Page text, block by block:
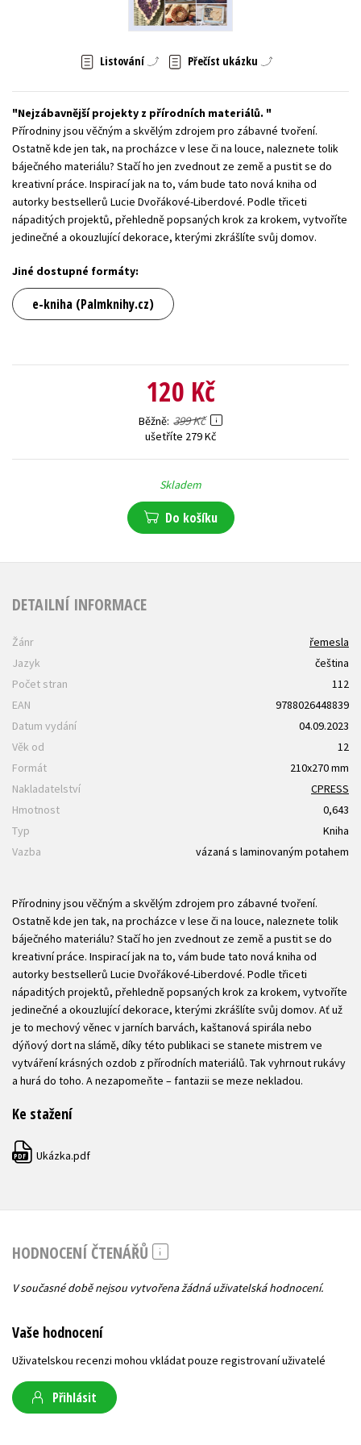
Zahraniční literatura
Všechny tituly
Listování Přečíst ukázku
Nejzábavnější projekty z přírodních materiálů.
Přírodniny jsou věčným a skvělým zdrojem pro zábavné tvoření.
Ostatně kde jen tak, na procházce v lese či na louce, naleznete tolik
báječného materiálu? Stačí ho jen zvednout ze země a pustit se do
kreativní práce. Inspirací jak na to, vám bude tato nová kniha od
autorky bestsellerů Lucie Dvořákové-Liberdové. Podle třiceti
nápaditých projektů, přehledně popsaných krok za krokem, vytvoříte
jedinečné a okouzlující dekorace, kterými zkrášlíte svůj domov.
Jiné dostupné formáty:
e-kniha (Palmknihy.cz)
120 Kč
Běžně 399 Kč
ušetříte 279 Kč
Skladem
Do košíku
DETAILNÍ INFORMACE
Žánr
řemesla
Jazyk
čeština
Počet stran
112
EAN
9788026448839
Datum vydání
04.09.2023
Věk od
12
Formát
210x270 mm
Nakladatelství
CPRESS
Hmotnost
0,643
Typ
Kniha
Vazba
vázaná s laminovaným potahem
Přírodniny jsou věčným a skvělým zdrojem pro zábavné tvoření.
Ostatně kde jen tak, na procházce v lese či na louce, naleznete tolik
báječného materiálu? Stačí ho jen zvednout ze země a pustit se do
kreativní práce. Inspirací jak na to, vám bude tato nová kniha od
autorky bestsellerů Lucie Dvořákové-Liberdové. Podle třiceti
nápaditých projektů, přehledně popsaných krok za krokem, vytvoříte
jedinečné a okouzlující dekorace, kterými zkrášlíte svůj domov. Ať už
je to mechový věnec v jarních barvách, kaštanová spirála nebo
dýňový dort na slámě, díky této publikaci se stanete mistrem ve
vytváření krásných ozdob z přírodních materiálů. Tak vyhrnout rukávy
a hurá do toho. A nezapomeňte – fantazii se meze nekladou.
Ke stažení
PDF Ukázka.pdf
HODNOCENÍ ČTENÁŘŮ
V současné době nejsou vytvořena žádná uživatelská hodnocení.
Vaše hodnocení
Uživatelskou recenzi mohou vkládat pouze registrovaní uživatelé
Přihlásit